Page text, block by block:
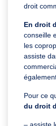
droit
En droit
conseille
les
assiste
Pour ce
du droit
– assiste